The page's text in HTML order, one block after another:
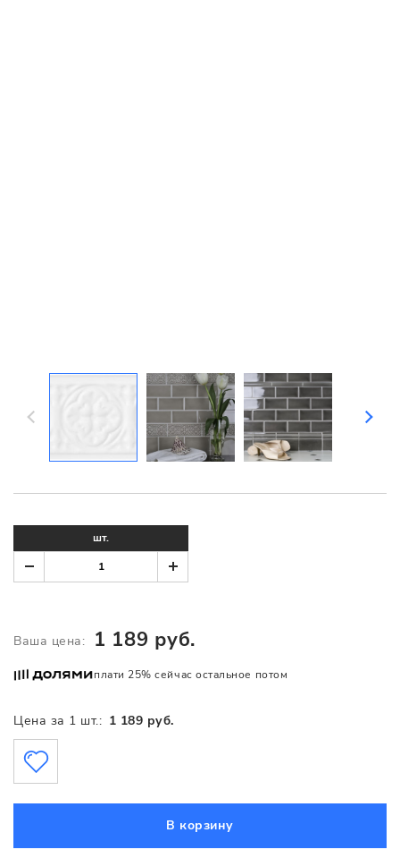
Цена за 1 шт.: 1 189 руб.
шт.
Ваша цена: 1 189 руб.
плати 25% сейчас остальное потом
В корзину